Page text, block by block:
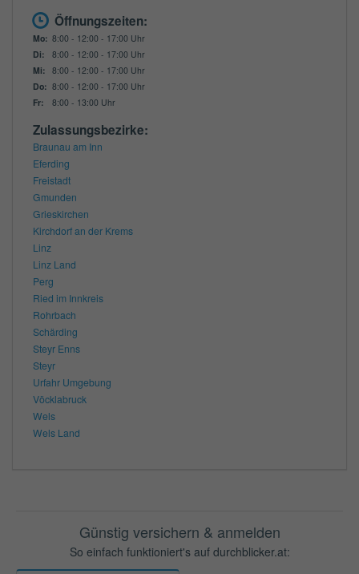
Öffnungszeiten:
Mo: 8:00 - 12:00 - 17:00 Uhr
Di:
8:00 - 12:00 - 17:00 Uhr
Mi: 8:00 - 12:00 - 17:00 Uhr
Do: 8:00 - 12:00 - 17:00 Uhr
Fr:
8:00 - 13:00 Uhr
Zulassungsbezirke:
Braunau am Inn
Eferding
Freistadt
Gmunden
Grieskirchen
Kirchdorf an der Krems
Linz
Linz Land
Perg
Ried im Innkreis
Rohrbach
Schärding
Steyr Enns
Steyr
Urfahr Umgebung
Vöcklabruck
Wels
Wels Land
Günstig versichern & anmelden
So einfach funktioniert's auf durchblicker.at: